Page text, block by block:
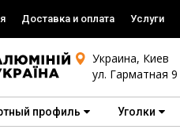
Доставка и оплата Услуги
Украина, Киев
ул. Гарматная 9
профиль Уголки